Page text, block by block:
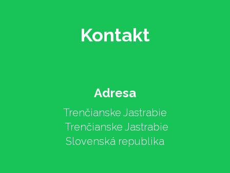
Kontakt
Adresa
Trenčianske Jastrabie
Trenčianske Jastrabie
Slovenská republika